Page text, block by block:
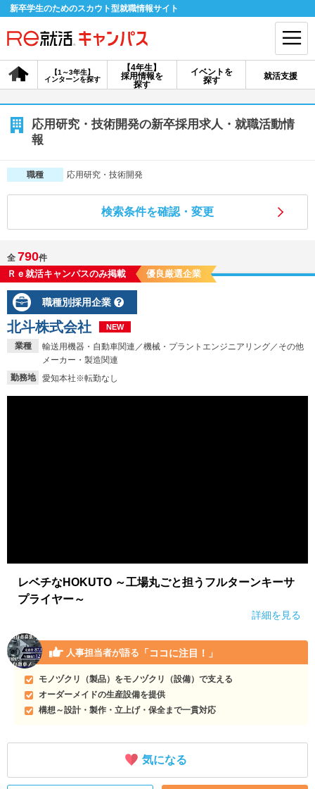
新卒学生のためのスカウト型就職情報サイト
【4年生】
採用情報を
探す
【1～3年生】
インターンを探す
イベントを
探す
就活支援
会員登録 ログイン
会員ID・パスワードを忘れた方はこちら
説明会を探す
インターンを探す
イベントを探す
就活ノウハウ・サポート
就活支援
就活ノウハウが満載！
応用研究・技術開発の新卒採用求人・就職活動情
報
職種 応用研究・技術開発
検索条件を確認・変更
全 790件
Ｒｅ就活キャンパスのみ掲載
優良厳選企業
職種別採用企業
業種
輸送用機器・自動車関連／機械・プラントエンジニアリング／その他
メーカー・製造関連
勤務地
愛知本社※転勤なし
北斗株式会社 NEW
レベチなHOKUTO ～工場丸ごと担うフルターンキーサ
プライヤー～
詳細を見る
人事担当者が語る 「ココに注目！」
モノヅクリ（製品）をモノヅクリ（設備）で支える
オーダーメイドの生産設備を提供
構想～設計・製作・立上げ・保全まで一貫対応
気になる